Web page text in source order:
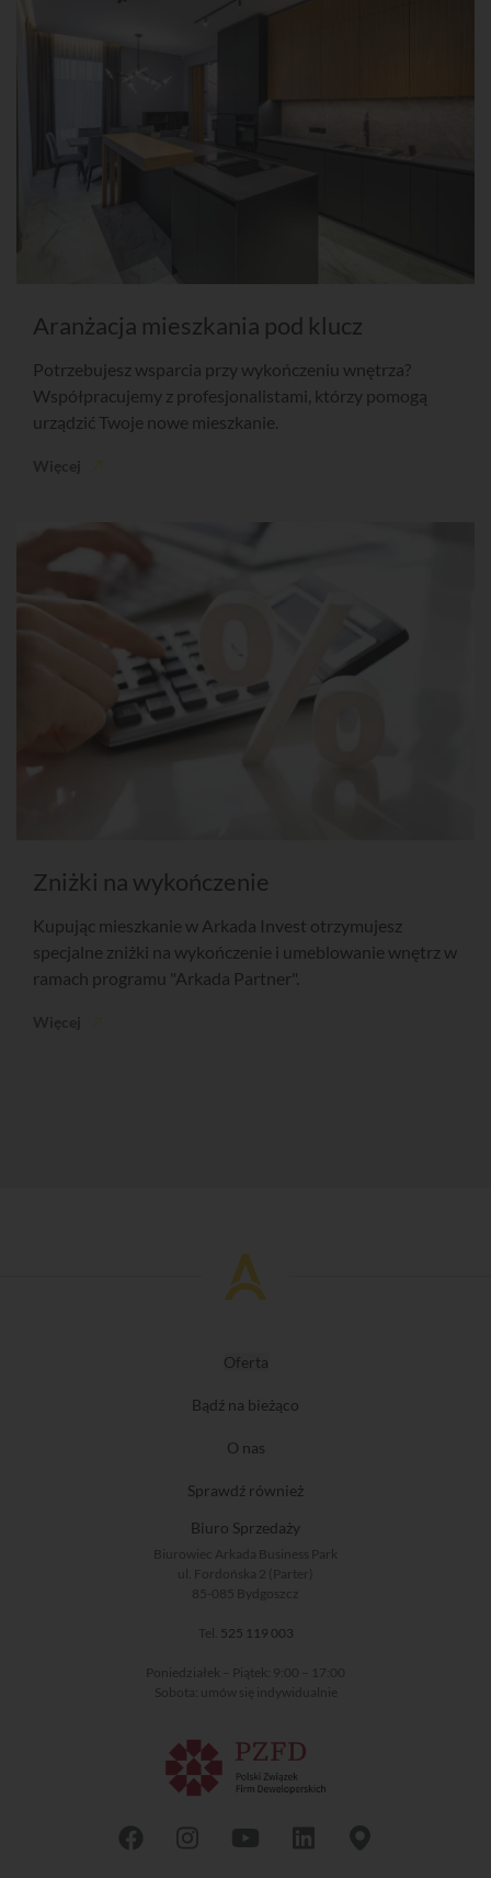
Aranżacja mieszkania pod klucz
Potrzebujesz wsparcia przy wykończeniu wnętrza?
Współpracujemy z profesjonalistami, którzy pomogą
urządzić Twoje nowe mieszkanie.
Zniżki na wykończenie
Kupując mieszkanie w Arkada Invest otrzymujesz
specjalne zniżki na wykończenie i umeblowanie wnętrz w
ramach programu "Arkada Partner".
Oferta
Bądź na bieżąco
O nas
Sprawdź również
Biuro Sprzedaży
Biurowiec Arkada Business Park
ul. Fordońska 2 (Parter)
85-085 Bydgoszcz
Tel. 525 119 003
Poniedziałek – Piątek: 9:00 – 17:00
Sobota: umów się indywidualnie